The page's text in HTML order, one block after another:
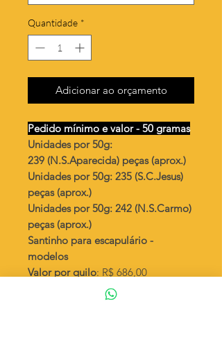
Quantidade *
Adicionar ao orçamento
Pedido mínimo e valor - 50 gramas
Unidades por 50g:
239 (N.S.Aparecida) peças (aprox.)
Unidades por 50g: 235 (S.C.Jesus)
peças (aprox.)
Unidades por 50g: 242 (N.S.Carmo)
peças (aprox.)
Santinho para escapulário -
modelos
Valor por quilo: R$ 686,00
Quantidade aproximada por quilo
4784 peças (N.S.Aparecida)